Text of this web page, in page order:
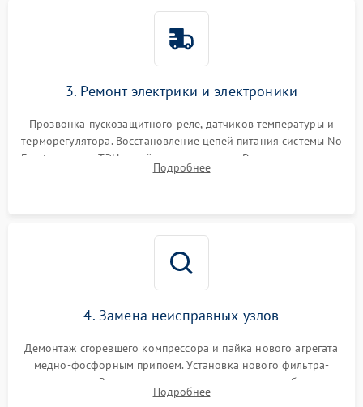
3. Ремонт электрики и электроники
Прозвонка пускозащитного реле, датчиков температуры и
терморегулятора. Восстановление цепей питания системы No
Frost, включая ТЭН оттайки и вентилятор. Ремонт или замена
платы управления при сбоях алгоритмов.
Подробнее
4. Замена неисправных узлов
Демонтаж сгоревшего компрессора и пайка нового агрегата
медно-фосфорным припоем. Установка нового фильтра-
осушителя. Замена изношенных вентиляторов обдува,
сломанных заслонок или поврежденных дверных петель.
Подробнее